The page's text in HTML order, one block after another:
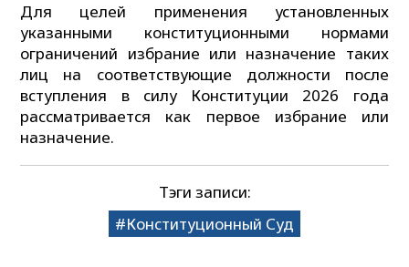
Для целей применения установленных
указанными конституционными нормами
ограничений избрание или назначение таких
лиц на соответствующие должности после
вступления в силу Конституции 2026 года
рассматривается как первое избрание или
назначение.
Тэги записи:
Конституционный Суд